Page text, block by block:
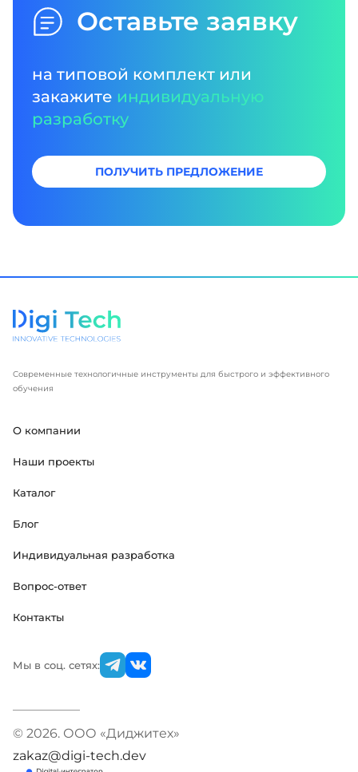
Оставьте заявку
на типовой комплект или
закажите индивидуальную
разработку
ПОЛУЧИТЬ ПРЕДЛОЖЕНИЕ
Современные технологичные инструменты для быстрого и эффективного
обучения
О компании
Наши проекты
Каталог
Блог
Индивидуальная разработка
Вопрос-ответ
Контакты
Мы в соц. сетях:
© 2026. ООО «Диджитех»
zakaz@digi-tech.dev